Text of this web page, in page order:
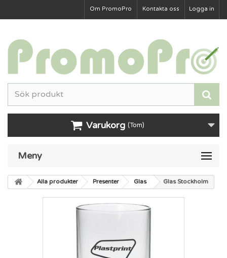
Logga in
Kontakta oss
Om PromoPro
Varukorg (Tom)
Meny
Alla produkter Presenter Glas Glas Stockholm